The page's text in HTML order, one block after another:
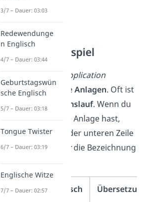
Anlagen – Beispiel
application
letterstehen deineAnlagen. Oft ist
das nur dein
Lebenslauf. Wenn du
aber mehr als eine Anlage hast,
verwendest du in der unteren Zeile
deinescover letterdie Bezeichnung
Mehr
Englisch Übersetzung
3/7 – Dauer: 03:03
Redewendunge
n Englisch
4/7 – Dauer: 03:44
Geburtstagswün
sche Englisch
5/7 – Dauer: 03:18
Tongue Twister
6/7 – Dauer: 03:19
Englische Witze
7/7 – Dauer: 02:57